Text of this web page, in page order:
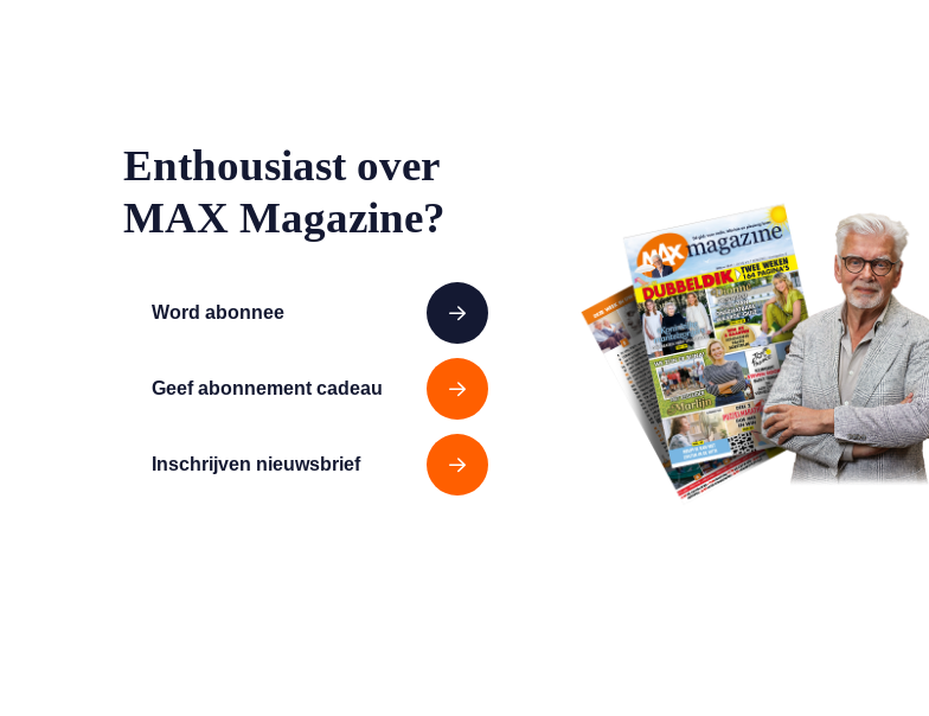
Enthousiast over
MAX Magazine?
Word abonnee
Geef abonnement cadeau
Inschrijven nieuwsbrief